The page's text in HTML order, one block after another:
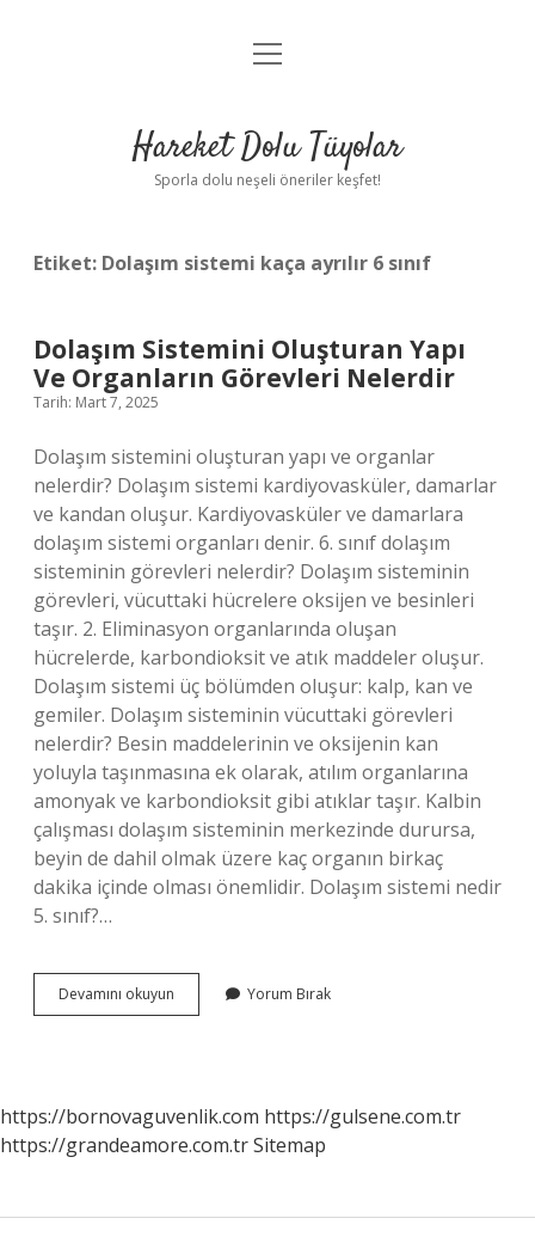
Anasayfa
Yasal Uyarı
menüyü
Hareket Dolu Tüyolar
Sporla dolu neşeli öneriler keşfet!
Etiket: Dolaşım sistemi kaça ayrılır 6 sınıf
Dolaşım Sistemini Oluşturan Yapı
Ve Organların Görevleri Nelerdir
Tarih: Mart 7, 2025
Dolaşım sistemini oluşturan yapı ve organlar
nelerdir? Dolaşım sistemi kardiyovasküler, damarlar
ve kandan oluşur. Kardiyovasküler ve damarlara
dolaşım sistemi organları denir. 6. sınıf dolaşım
sisteminin görevleri nelerdir? Dolaşım sisteminin
görevleri, vücuttaki hücrelere oksijen ve besinleri
taşır. 2. Eliminasyon organlarında oluşan
hücrelerde, karbondioksit ve atık maddeler oluşur.
Dolaşım sistemi üç bölümden oluşur: kalp, kan ve
gemiler. Dolaşım sisteminin vücuttaki görevleri
nelerdir? Besin maddelerinin ve oksijenin kan
yoluyla taşınmasına ek olarak, atılım organlarına
amonyak ve karbondioksit gibi atıklar taşır. Kalbin
çalışması dolaşım sisteminin merkezinde durursa,
beyin de dahil olmak üzere kaç organın birkaç
dakika içinde olması önemlidir. Dolaşım sistemi nedir
5. sınıf?…
Devamını okuyun Dolaşım
Sistemini
Görevleri
Nelerdir
Yorum Bırak
https://bornovaguvenlik.com https://gulsene.com.tr
https://grandeamore.com.trSitemap